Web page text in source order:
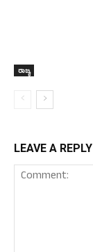
ರಾಜ್ಯ
LEAVE A REPLY